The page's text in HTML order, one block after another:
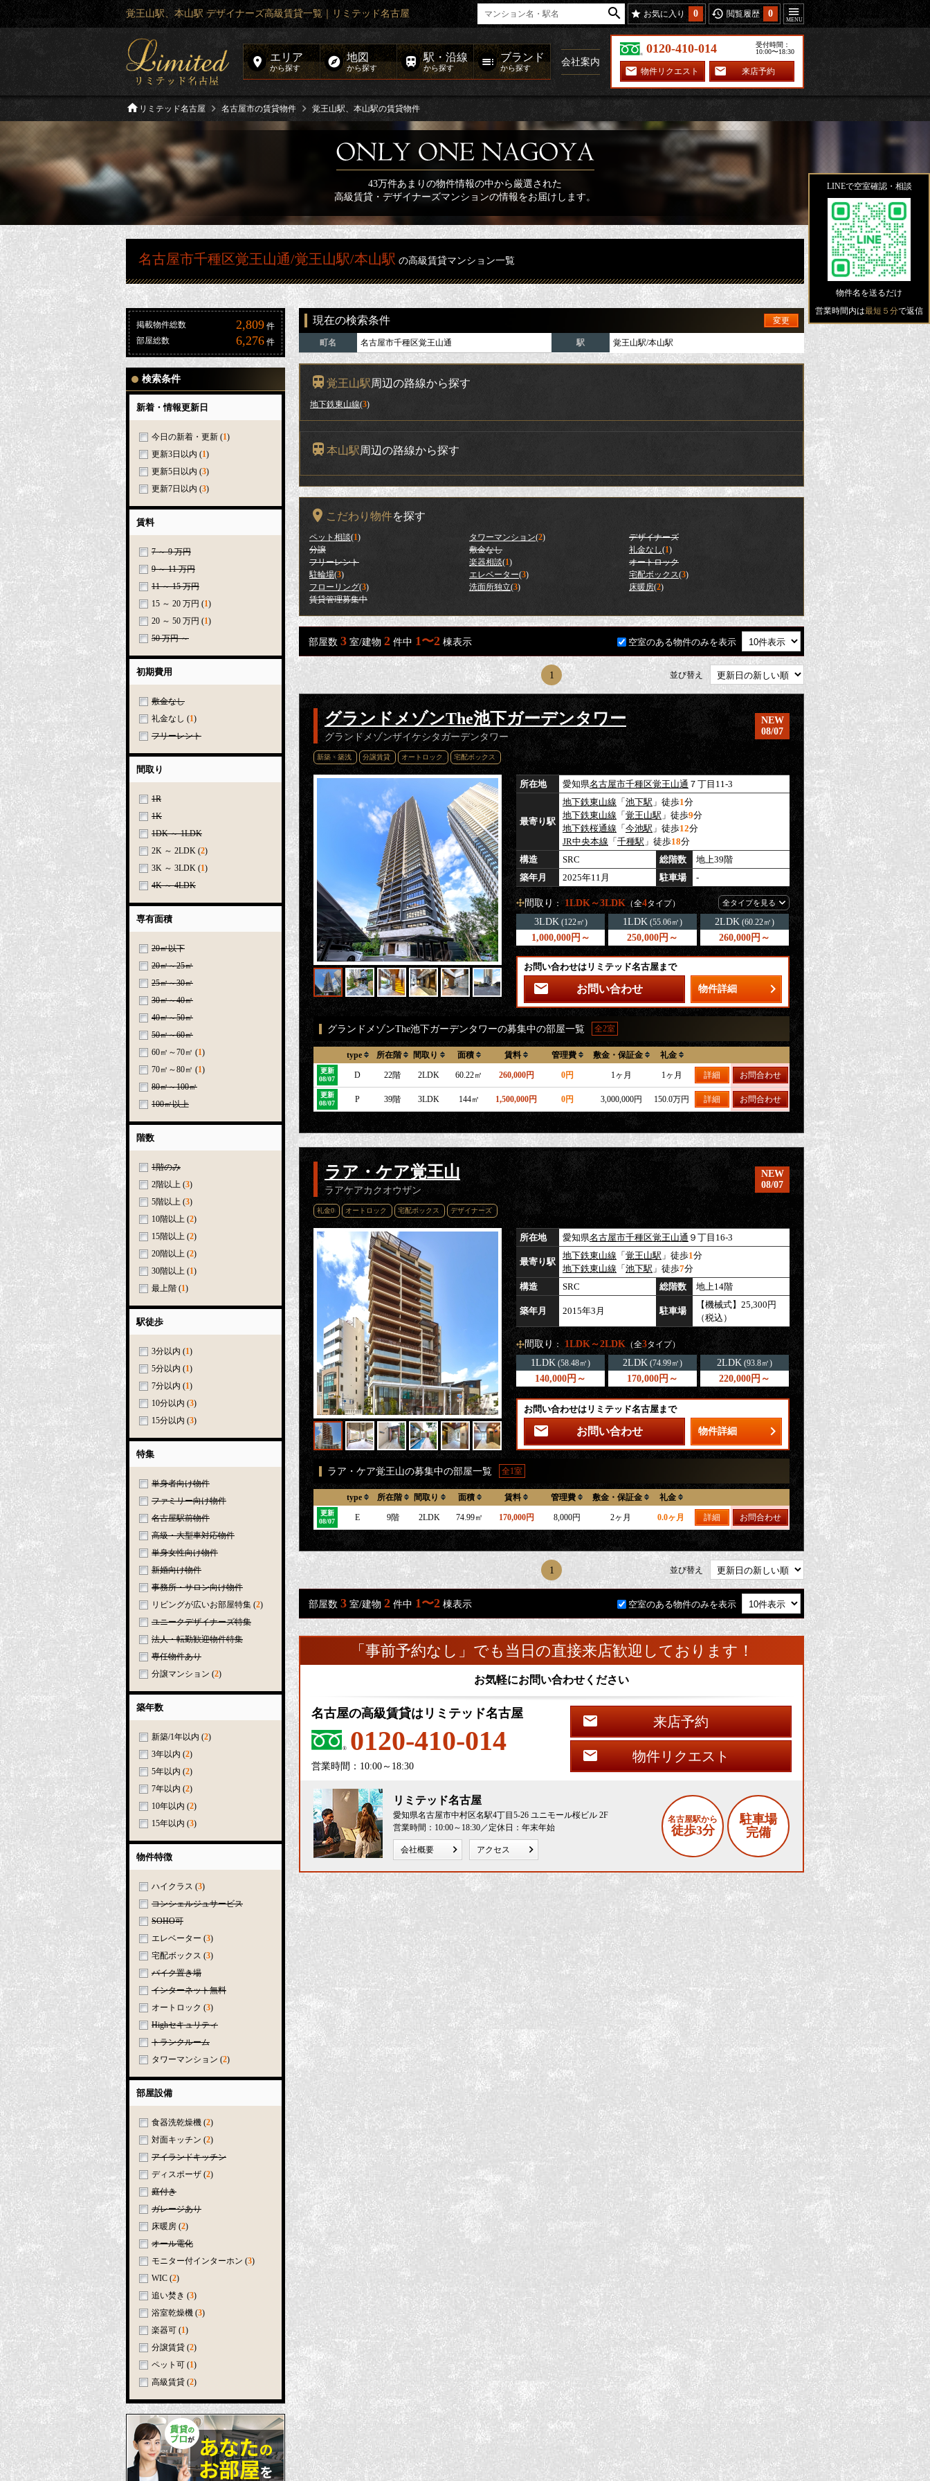
覚王山駅、本山駅 デザイナーズ高級賃貸一覧｜リミテッド名古屋 お気に入り 0 閲覧履歴 0
エリア
から探す
地図
から探す
駅・沿線
から探す
ブランド
から探す
会社案内
0120-410-014
受付時間：
10:00〜18:30
物件リクエスト 来店予約
リミテッド名古屋 名古屋市の賃貸物件 覚王山駅、本山駅の賃貸物件
43万件あまりの物件情報の中から厳選された
高級賃貸・デザイナーズマンションの情報をお届けします。
名古屋市千種区覚王山通/覚王山駅/本山駅 の高級賃貸マンション一覧
掲載物件総数 2,809 件
部屋総数
6,276 件
検索条件
新着・情報更新日
今日の新着・更新 (1)
更新3日以内 (1)
更新5日以内 (3)
更新7日以内 (3)
賃料
7 ～ 9 万円
9 ～ 11 万円
11 ～ 15 万円
15 ～ 20 万円 (1)
20 ～ 50 万円 (1)
50 万円 ～
初期費用
敷金なし
礼金なし (1)
フリーレント
間取り
1R
1K
1DK ～ 1LDK
2K ～ 2LDK (2)
3K ～ 3LDK (1)
4K ～ 4LDK
専有面積
20㎡以下
20㎡～25㎡
25㎡～30㎡
30㎡～40㎡
40㎡～50㎡
50㎡～60㎡
60㎡～70㎡ (1)
70㎡～80㎡ (1)
80㎡～100㎡
100㎡以上
階数
1階のみ
2階以上 (3)
5階以上 (3)
10階以上 (2)
15階以上 (2)
20階以上 (2)
30階以上 (1)
最上階 (1)
駅徒歩
3分以内 (1)
5分以内 (1)
7分以内 (1)
10分以内 (3)
15分以内 (3)
特集
単身者向け物件
ファミリー向け物件
名古屋駅前物件
高級・大型車対応物件
単身女性向け物件
新婚向け物件
事務所・サロン向け物件
リビングが広いお部屋特集 (2)
ユニークデザイナーズ特集
法人・転勤歓迎物件特集
専任物件あり
分譲マンション (2)
築年数
新築/1年以内 (2)
3年以内 (2)
5年以内 (2)
7年以内 (2)
10年以内 (2)
15年以内 (3)
物件特徴
ハイクラス (3)
コンシェルジュサービス
SOHO可
エレベーター (3)
宅配ボックス (3)
バイク置き場
インターネット無料
オートロック (3)
Highセキュリティ
トランクルーム
タワーマンション (2)
部屋設備
食器洗乾燥機 (2)
対面キッチン (2)
アイランドキッチン
ディスポーザ (2)
庭付き
ガレージあり
床暖房 (2)
オール電化
モニター付インターホン (3)
WIC (2)
追い焚き (3)
浴室乾燥機 (3)
楽器可 (1)
分譲賃貸 (2)
ペット可 (1)
高級賃貸 (2)
現在の検索条件 変更
町名 名古屋市千種区覚王山通 駅 覚王山駅/本山駅
覚王山駅周辺の路線から探す
地下鉄東山線(3)
本山駅周辺の路線から探す
こだわり物件を探す
ペット相談(1) タワーマンション(2)
デザイナーズ
分譲
敷金なし 礼金なし(1)
フリーレント
楽器相談(1)
オートロック
駐輪場(3) エレベーター(3) 宅配ボックス(3)
フローリング(3) 洗面所独立(3) 床暖房(2)
賃貸管理募集中
部屋数 3 室/建物 2 件中 1〜2 棟表示 空室のある物件のみを表示
1 並び替え
グランドメゾンThe池下ガーデンタワー
グランドメゾンザイケシタガーデンタワー
NEW
08/07
新築・築浅 分譲賃貸 オートロック 宅配ボックス
所在地 愛知県名古屋市千種区覚王山通 ７丁目11-3
最寄り駅
地下鉄東山線 「 池下駅 」徒歩1分
地下鉄東山線 「 覚王山駅 」徒歩9分
地下鉄桜通線 「 今池駅 」徒歩12分
JR中央本線 「 千種駅 」徒歩18分
構造
SRC 総階数
地上39階
築年月
2025年11月 駐車場 -
間取り ： 1LDK～3LDK （全4タイプ） 全タイプを見る
3LDK(122㎡)
1,000,000円～
1LDK (55.06㎡)
250,000円～
2LDK (60.22㎡)
260,000円～
お問い合わせはリミテッド名古屋まで
お問い合わせ 物件詳細
グランドメゾンThe池下ガーデンタワーの募集中の部屋一覧 全2室
type 所在階 間取り 面積 賃料 管理費 敷金・保証金 礼金
更新
08/07
D 22階 2LDK 60.22㎡ 260,000円 0円 1ヶ月 1ヶ月 詳細 お問合わせ
更新
08/07
P 39階 3LDK 144㎡ 1,500,000円 0円 3,000,000円 150.0万円 詳細 お問合わせ
ラア・ケア覚王山
ラアケアカクオウザン
NEW
08/07
礼金0 オートロック 宅配ボックス デザイナーズ
所在地 愛知県名古屋市千種区覚王山通 ９丁目16-3
最寄り駅
地下鉄東山線 「 覚王山駅 」徒歩1分
地下鉄東山線 「 池下駅 」徒歩7分
構造
SRC 総階数 地上14階
築年月 2015年3月 駐車場
【機械式】25,300円
（税込）
間取り ： 1LDK～2LDK （全3タイプ）
1LDK (58.48㎡)
140,000円～
2LDK (74.99㎡)
170,000円～
2LDK (93.8㎡)
220,000円～
お問い合わせはリミテッド名古屋まで
お問い合わせ 物件詳細
ラア・ケア覚王山の募集中の部屋一覧 全1室
type 所在階 間取り 面積 賃料 管理費 敷金・保証金 礼金
更新
08/07
E 9階 2LDK 74.99㎡ 170,000円 8,000円 2ヶ月 0.0ヶ月 詳細 お問合わせ
1 並び替え
部屋数 3 室/建物 2 件中 1〜2 棟表示 空室のある物件のみを表示
「事前予約なし」でも当日の直接来店歓迎しております！
お気軽にお問い合わせください
名古屋の高級賃貸はリミテッド名古屋
0120-410-014
営業時間：10:00～18:30
来店予約
物件リクエスト
リミテッド名古屋
愛知県名古屋市中村区名駅4丁目5-26 ユニモール桜ビル 2F
営業時間：10:00～18:30／定休日：年末年始
会社概要 アクセス
名古屋駅から
徒歩3分
駐車場
完備
LINEで空室確認・相談
物件名を送るだけ
営業時間内は最短５分で返信